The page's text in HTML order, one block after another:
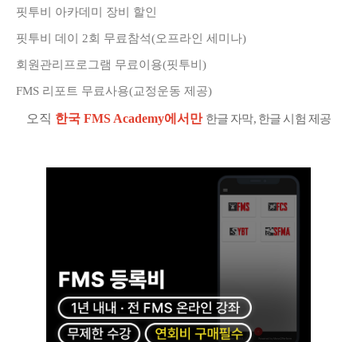
핏투비 아카데미 장비 할인
핏투비 데이 2회 무료참석(오프라인 세미나)
회원관리프로그램 무료이용(핏투비)
FMS 리포트 무료사용(교정운동 제공)
오직 한국 FMS Academy에서만 한글 자막, 한글 시험 제공